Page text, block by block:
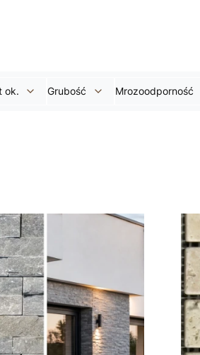
ok. Grubość Mrozoodporność